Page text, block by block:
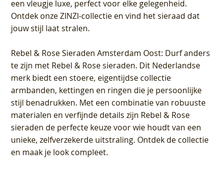
een vleugje luxe, perfect voor elke gelegenheid.
Ontdek onze ZINZI-collectie en vind het sieraad dat
jouw stijl laat stralen.
Rebel & Rose Sieraden Amsterdam Oost: Durf anders
te zijn met Rebel & Rose sieraden. Dit Nederlandse
merk biedt een stoere, eigentijdse collectie
armbanden, kettingen en ringen die je persoonlijke
stijl benadrukken. Met een combinatie van robuuste
materialen en verfijnde details zijn Rebel & Rose
sieraden de perfecte keuze voor wie houdt van een
unieke, zelfverzekerde uitstraling. Ontdek de collectie
en maak je look compleet.